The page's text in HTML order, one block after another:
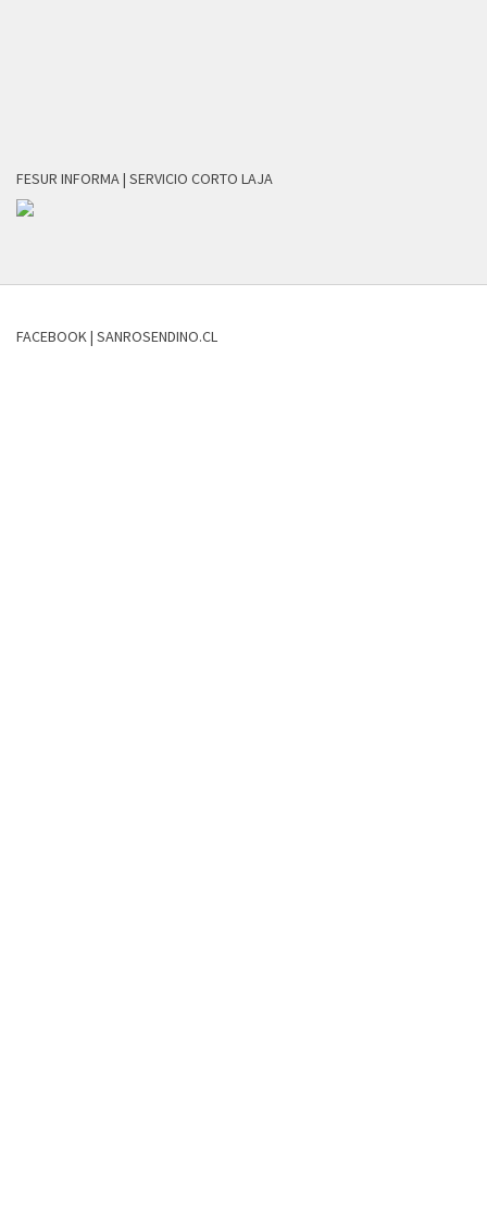
FESUR INFORMA | SERVICIO CORTO LAJA
FACEBOOK | SANROSENDINO.CL